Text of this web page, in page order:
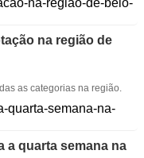
na região de
as categorias na região.
a quarta semana na